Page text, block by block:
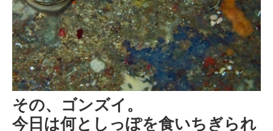
その、ゴンズイ。
今日は何としっぽを食いちぎられ